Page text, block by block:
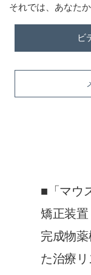
それでは、あなた
ビ
■「マウ
矯正装
完成物
た治療